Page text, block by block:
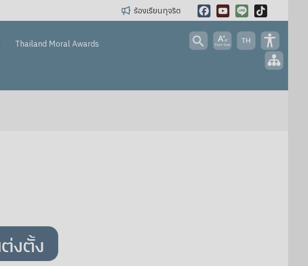
ร้องเรียนทุจริต
FacebookYouTube
Line TikTok
Thailand Moral Awards